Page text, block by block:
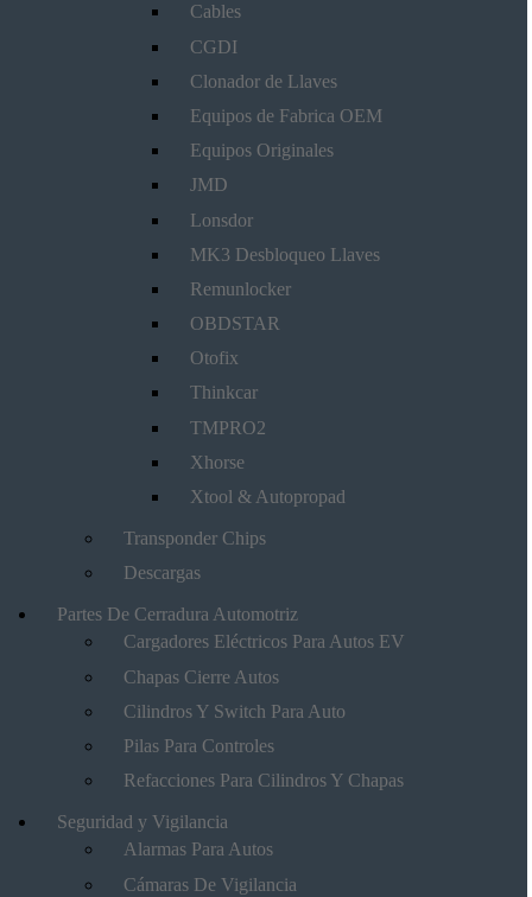
Cables
CGDI
Clonador de Llaves
Equipos de Fabrica OEM
Equipos Originales
JMD
Lonsdor
MK3 Desbloqueo Llaves
Remunlocker
OBDSTAR
Otofix
Thinkcar
TMPRO2
Xhorse
Xtool & Autopropad
Transponder Chips
Descargas
Partes De Cerradura Automotriz
Cargadores Eléctricos Para Autos EV
Chapas Cierre Autos
Cilindros Y Switch Para Auto
Pilas Para Controles
Refacciones Para Cilindros Y Chapas
Seguridad y Vigilancia
Alarmas Para Autos
Cámaras De Vigilancia